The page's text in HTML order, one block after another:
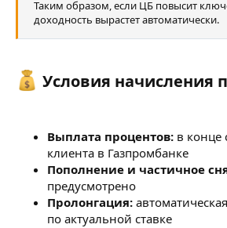
Таким образом, если ЦБ повысит
доходность вырастет автоматически.
Условия начисления
Выплата процентов: в конце
клиента в Газпромбанке
Пополнение и частичное
предусмотрено
Пролонгация:
по актуальной ставке